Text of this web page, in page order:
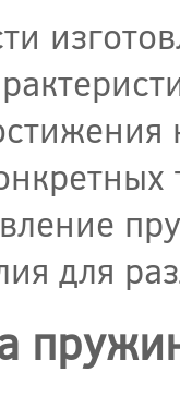
для